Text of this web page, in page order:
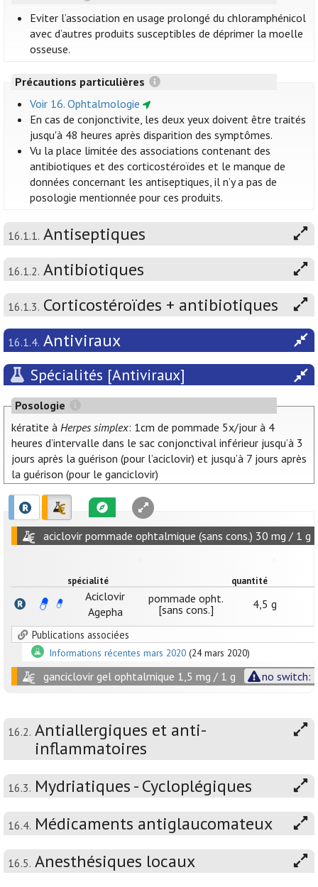
Eviter l’association en usage prolongé du chloramphénicol
avec d’autres produits susceptibles de déprimer la moelle
osseuse.
Précautions particulières
Voir 16. Ophtalmologie
En cas de conjonctivite, les deux yeux doivent être traités
jusqu'à 48 heures après disparition des symptômes.
Vu la place limitée des associations contenant des
antibiotiques et des corticostéroïdes et le manque de
données concernant les antiseptiques, il n’y a pas de
posologie mentionnée pour ces produits.
16.1.1. Antiseptiques
16.1.2. Antibiotiques
16.1.3. Corticostéroïdes + antibiotiques
16.1.4. Antiviraux
Spécialités [Antiviraux]
Posologie
kératite à Herpes simplex: 1cm de pommade 5x/jour à 4
heures d’intervalle dans le sac conjonctival inférieur jusqu’à 3
jours après la guérison (pour l’aciclovir) et jusqu’à 7 jours après
la guérison (pour le ganciclovir)
aciclovir pommade ophtalmique (sans cons.) 30 mg / 1 g
spécialité quantité
Aciclovir
Agepha
pommade opht.
[sans cons.]
4,5 g
Publications associées
Informations récentes mars 2020 (24 mars 2020)
ganciclovir gel ophtalmique 1,5 mg / 1 g no switch:
16.2. Antiallergiques et anti-
inflammatoires
16.3. Mydriatiques - Cycloplégiques
16.4. Médicaments antiglaucomateux
16.5. Anesthésiques locaux